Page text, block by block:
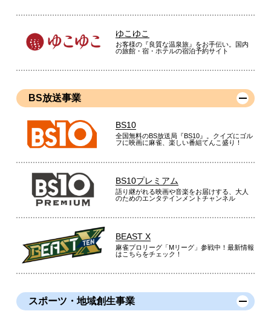
ゆこゆこ
お客様の『良質な温泉旅』をお手伝い。国内
の旅館・宿・ホテルの宿泊予約サイト
BS放送事業
BS10
全国無料のBS放送局『BS10』。クイズにゴル
フに映画に麻雀、楽しい番組てんこ盛り！
BS10プレミアム
語り継がれる映画や音楽をお届けする、大人
のためのエンタテインメントチャンネル
BEAST X
麻雀プロリーグ「Mリーグ」参戦中！最新情報
はこちらをチェック！
スポーツ・地域創生事業